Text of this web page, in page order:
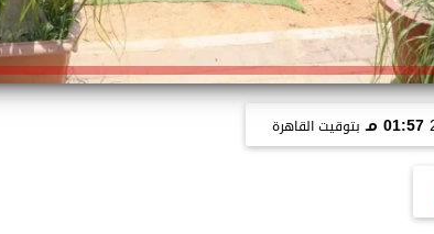
01:57 مـ بتوقيت القاهرة